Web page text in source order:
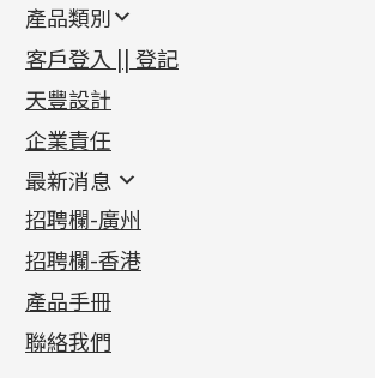
產品類別
新產品
足金系列
足金配件
機織鏈系列
珠仔鏈
镶口链
管狀網鏈
十字車花鏈系列
十字閃O鏈系列
十字錘打鏈系列
側身車花鏈系列
側身鏈系列
首飾配件
耳環類配件
卷迫系列
螺絲迫系列
梅花迫系列
平臺迫系列
綫拍系列
美拍系列
鏈類配件
動感車花吊墜
調節珠系列
生圈扣系列
龍蝦扣系列
鴨俐制系列
其他類配件
珠盤系列
袖口鈕系列
焊片及鐳射綫
空心車花管
珠類配件
無孔光身珠
空心光身珠
無孔批花珠
鑲口類
四爪頭系列
六爪頭系列
車花片
動感車花片
鑲口戒指
鑲口手鏈系列
首飾系列
手镯系列
戒指系列
空心耳環
空心车花管首饰链
空心手鐲系列
貴金屬原料
千足金
記憶金屬系列
記憶戒指
拉簧珠珠手鏈
記憶鈦手鐲
客戶登入 || 登記
天豐設計
企業責任
最新消息
最新消息
各項證書(2)
相片集(9)
展覽會資訊
最新產品資訊
招聘欄-廣州
招聘欄-香港
產品手冊
聯絡我們